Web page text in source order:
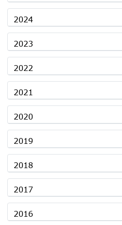
2024
2023
2022
2021
2020
2019
2018
2017
2016